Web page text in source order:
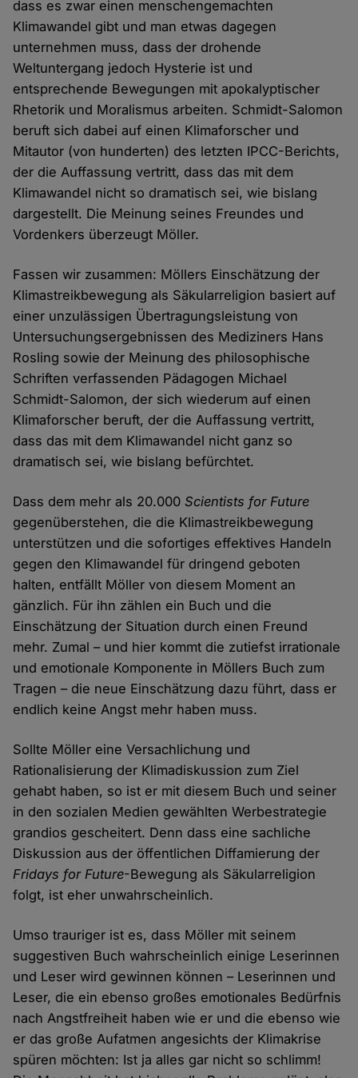
dass es zwar einen menschengemachten
Klimawandel gibt und man etwas dagegen
unternehmen muss, dass der drohende
Weltuntergang jedoch Hysterie ist und
entsprechende Bewegungen mit apokalyptischer
Rhetorik und Moralismus arbeiten. Schmidt-Salomon
beruft sich dabei auf einen Klimaforscher und
Mitautor (von hunderten) des letzten IPCC-Berichts,
der die Auffassung vertritt, dass das mit dem
Klimawandel nicht so dramatisch sei, wie bislang
dargestellt. Die Meinung seines Freundes und
Vordenkers überzeugt Möller.
Fassen wir zusammen: Möllers Einschätzung der
Klimastreikbewegung als Säkularreligion basiert auf
einer unzulässigen Übertragungsleistung von
Untersuchungsergebnissen des Mediziners Hans
Rosling sowie der Meinung des philosophische
Schriften verfassenden Pädagogen Michael
Schmidt-Salomon, der sich wiederum auf einen
Klimaforscher beruft, der die Auffassung vertritt,
dass das mit dem Klimawandel nicht ganz so
dramatisch sei, wie bislang befürchtet.
Dass dem mehr als 20.000Scientists for Future
gegenüberstehen, die die Klimastreikbewegung
unterstützen und die sofortiges effektives Handeln
gegen den Klimawandel für dringend geboten
halten, entfällt Möller von diesem Moment an
gänzlich. Für ihn zählen ein Buch und die
Einschätzung der Situation durch einen Freund
mehr. Zumal – und hier kommt die zutiefst irrationale
und emotionale Komponente in Möllers Buch zum
Tragen – die neue Einschätzung dazu führt, dass er
endlich keine Angst mehr haben muss.
Sollte Möller eine Versachlichung und
Rationalisierung der Klimadiskussion zum Ziel
gehabt haben, so ist er mit diesem Buch und seiner
in den sozialen Medien gewählten Werbestrategie
grandios gescheitert. Denn dass eine sachliche
Diskussion aus der öffentlichen Diffamierung der
Fridays for Future-Bewegung als Säkularreligion
folgt, ist eher unwahrscheinlich.
Umso trauriger ist es, dass Möller mit seinem
suggestiven Buch wahrscheinlich einige Leserinnen
und Leser wird gewinnen können – Leserinnen und
Leser, die ein ebenso großes emotionales Bedürfnis
nach Angstfreiheit haben wie er und die ebenso wie
er das große Aufatmen angesichts der Klimakrise
spüren möchten: Ist ja alles gar nicht so schlimm!